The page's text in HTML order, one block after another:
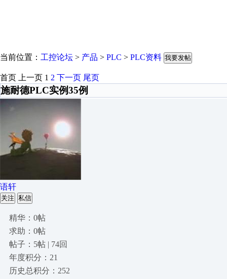
当前位置： 工控论坛 > 产品 > PLC > PLC资料 我要发帖
首页 上一页 1 2 下一页 尾页
施耐德PLC实例35例
语轩
关注 私信
精华：0帖
求助：0帖
帖子：5帖 | 74回
年度积分：21
历史总积分：252